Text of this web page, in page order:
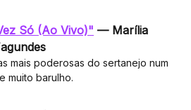
Só (Ao Vivo)" — Marília
mais poderosas do sertanejo num
muito barulho.